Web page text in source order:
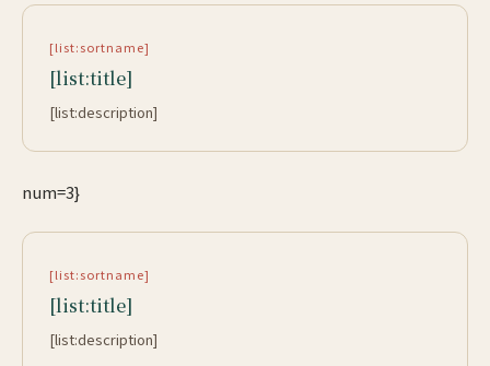
[list:sortname]
[list:title]
[list:description]
num=3}
[list:sortname]
[list:title]
[list:description]